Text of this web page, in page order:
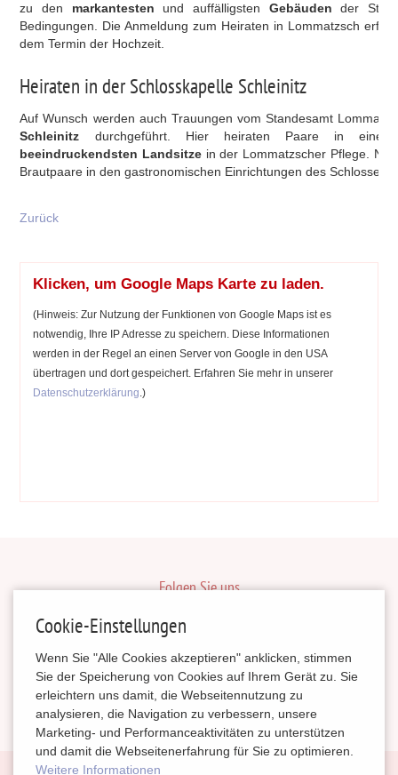
zu den markantesten und auffälligsten Gebäuden der
Bedingungen. Die Anmeldung zum Heiraten in Lommatzsch
dem Termin der Hochzeit.
Heiraten in der Schlosskapelle Schleinitz
Auf Wunsch werden auch Trauungen vom Standesamt
Schleinitz durchgeführt. Hier heiraten Paare in
beeindruckendsten Landsitze in der Lommatzscher Pflege.
Brautpaare in den gastronomischen Einrichtungen des Schlosses
Zurück
Klicken, um Google Maps Karte zu laden.
(Hinweis: Zur Nutzung der Funktionen von Google Maps ist es
notwendig, Ihre IP Adresse zu speichern. Diese Informationen
werden in der Regel an einen Server von Google in den USA
übertragen und dort gespeichert. Erfahren Sie mehr in unserer
Datenschutzerklärung .)
Folgen Sie uns
HochzeitinSachsen
HeiratenSachsenAnhalt
magazinheiraten
Cookie-Einstellungen
Wenn Sie "Alle Cookies akzeptieren" anklicken, stimmen
Sie der Speicherung von Cookies auf Ihrem Gerät zu. Sie
erleichtern uns damit, die Webseitennutzung zu
analysieren, die Navigation zu verbessern, unsere
Marketing- und Performanceaktivitäten zu unterstützen
und damit die Webseitenerfahrung für Sie zu optimieren.
Weitere Informationen